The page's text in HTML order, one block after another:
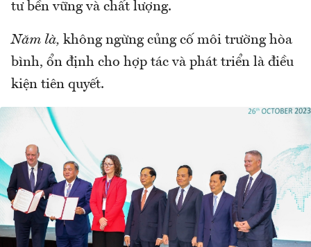
tư bền vững và chất lượng.
Năm là, không ngừng củng cố môi trường hòa
bình, ổn định cho hợp tác và phát triển là điều
kiện tiên quyết.